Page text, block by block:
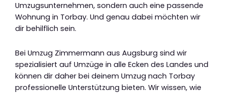
Umzugsunternehmen, sondern auch eine passende
Wohnung in Torbay. Und genau dabei möchten wir
dir behilflich sein.
Bei Umzug Zimmermann aus Augsburg sind wir
spezialisiert auf Umzüge in alle Ecken des Landes und
können dir daher bei deinem Umzug nach Torbay
professionelle Unterstützung bieten. Wir wissen, wie